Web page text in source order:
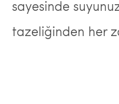
sayesinde
tazeliğinden her